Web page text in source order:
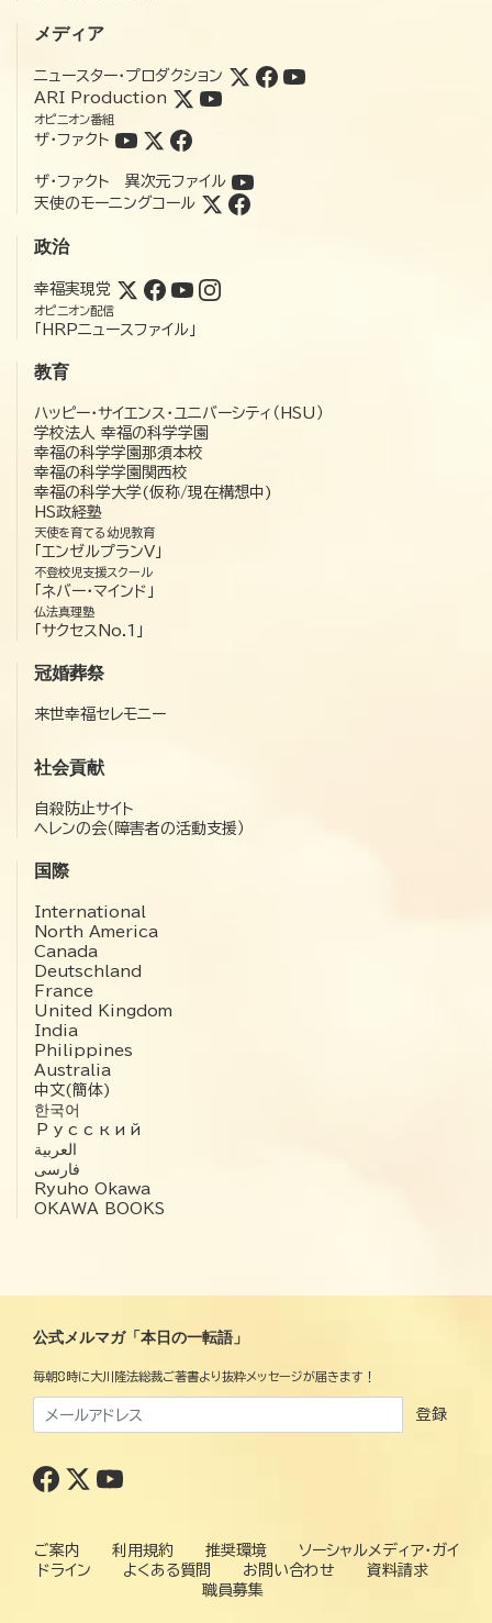
メディア
ニュースター・プロダクション
ARI Production
オピニオン番組
ザ・ファクト
ザ・ファクト 異次元ファイル
天使のモーニングコール
政治
幸福実現党
オピニオン配信
「HRPニュースファイル」
教育
ハッピー・サイエンス・ユニバーシティ（HSU）
学校法人 幸福の科学学園
幸福の科学学園那須本校
幸福の科学学園関西校
幸福の科学大学(仮称/現在構想中)
HS政経塾
天使を育てる幼児教育
「エンゼルプランV」
不登校児支援スクール
「ネバー・マインド」
仏法真理塾
「サクセスNo.1」
冠婚葬祭
来世幸福セレモニー
社会貢献
自殺防止サイト
ヘレンの会（障害者の活動支援）
国際
International
North America
Canada
Deutschland
France
United Kingdom
India
Philippines
Australia
中文(簡体)
한국어
Русский
العربية‏
فارسی
Ryuho Okawa
OKAWA BOOKS
公式メルマガ「本日の一転語」
毎朝8時に大川隆法総裁ご著書より抜粋メッセージが届きます！
登録
ご案内 利用規約 推奨環境
ソーシャルメディア・ガイ
ドライン
よくある質問 お問い合わせ
資料請求
職員募集